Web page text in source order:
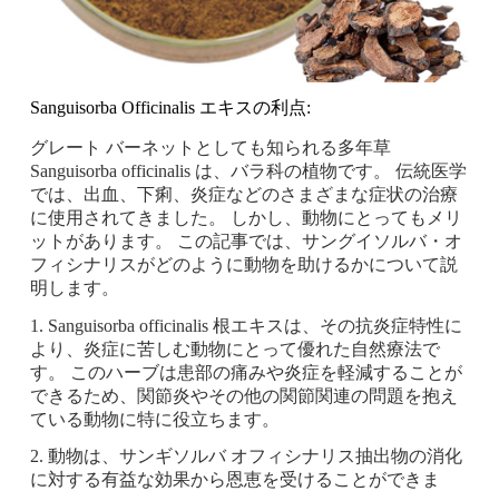
Sanguisorba Officinalis エキスの利点:
グレート バーネットとしても知られる多年草
Sanguisorba officinalis は、バラ科の植物です。 伝統医学
では、出血、下痢、炎症などのさまざまな症状の治療
に使用されてきました。 しかし、動物にとってもメリ
ットがあります。 この記事では、サングイソルバ・オ
フィシナリスがどのように動物を助けるかについて説
明します。
1. Sanguisorba officinalis 根エキスは、その抗炎症特性に
より、炎症に苦しむ動物にとって優れた自然療法で
す。 このハーブは患部の痛みや炎症を軽減することが
できるため、関節炎やその他の関節関連の問題を抱え
ている動物に特に役立ちます。
2. 動物は、サンギソルバ オフィシナリス抽出物の消化
に対する有益な効果から恩恵を受けることができま